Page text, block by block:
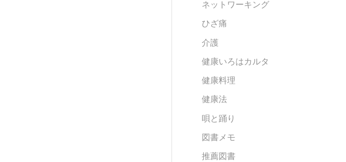
ネットワーキング
ひざ痛
介護
健康いろはカルタ
健康料理
健康法
唄と踊り
図書メモ
推薦図書